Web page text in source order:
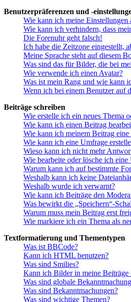
Benutzerpräferenzen und -
Wie kann ich meine Einstellungen
Wie kann ich verhindern, dass
Die Forenuhr geht falsch!
Ich habe die Zeitzone eingestellt,
Meine Sprache steht auf diesem
Was sind das für Bilder, die bei
Wie verwende ich einen Avatar?
Was ist mein Rang und wie kann
Wenn ich bei einem Benutzer auf
Beiträge schreiben
Wie erstelle ich ein neues Thema
Wie kann ich einen Beitrag
Wie kann ich meinem Beitrag
Wie kann ich eine Umfrage
Wieso kann ich nicht mehr
Wie bearbeite oder lösche ich eine
Warum kann ich auf bestimmte
Weshalb kann ich keine
Weshalb wurde ich verwarnt?
Wie kann ich Beiträge den
Was bewirkt die „Speichern“-
Warum muss mein Beitrag erst
Wie markiere ich ein Thema als
Textformatierung und Thementypen
Was ist BBCode?
Kann ich HTML benutzen?
Was sind Smilies?
Kann ich Bilder in meine Beiträge
Was sind globale
Was sind Bekanntmachungen?
Was sind wichtige Themen?